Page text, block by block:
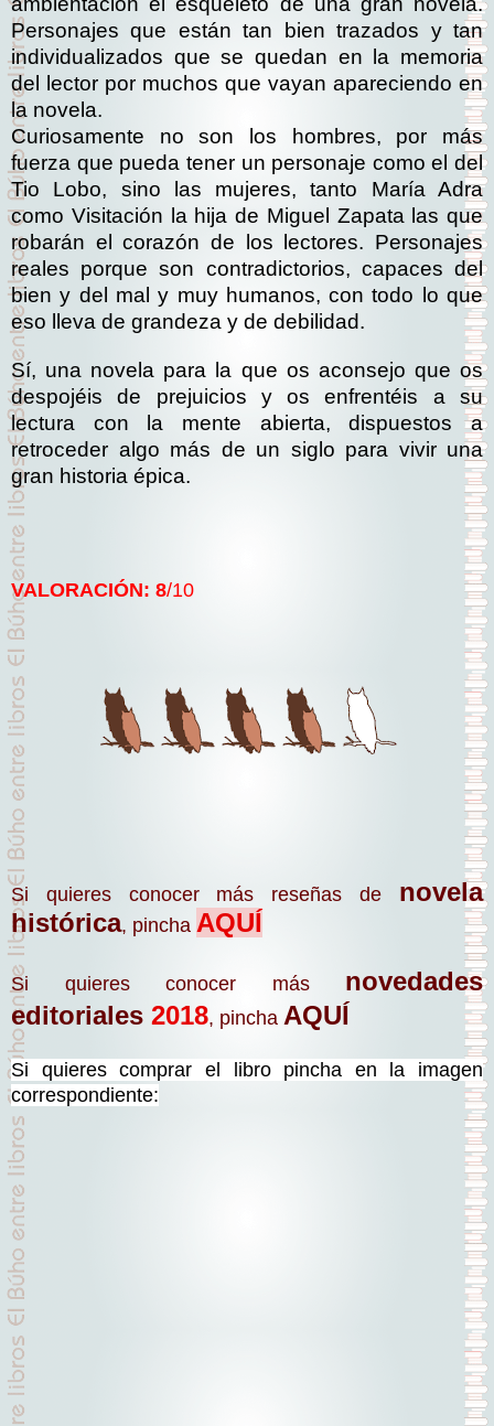
Personajes que están tan bien trazados y tan
individualizados que se quedan en la memoria
del lector por muchos que vayan apareciendo en
la novela.
Curiosamente no son los hombres, por más
fuerza que pueda tener un personaje como el del
Tio Lobo, sino las mujeres, tanto María Adra
como Visitación la hija de Miguel Zapata las que
robarán el corazón de los lectores. Personajes
reales porque son contradictorios, capaces del
bien y del mal y muy humanos, con todo lo que
eso lleva de grandeza y de debilidad.
Sí, una novela para la que os aconsejo que os
despojéis de prejuicios y os enfrentéis a su
lectura con la mente abierta, dispuestos a
retroceder algo más de un siglo para vivir una
gran historia épica.
VALORACIÓN: 8/10
Si quieres conocer más reseñas de novela
histórica, pincha AQUÍ
Si quieres conocer más novedades
editoriales 2018, pincha AQUÍ
Si quieres comprar el libro pincha en la imagen
correspondiente: